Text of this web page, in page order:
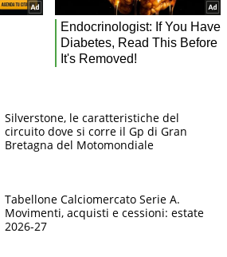
Silverstone, le caratteristiche del
circuito dove si corre il Gp di Gran
Bretagna del Motomondiale
Tabellone Calciomercato Serie A.
Movimenti, acquisti e cessioni: estate
2026-27